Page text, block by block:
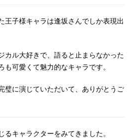
王子様キャラは逢坂さんでしか表現出
カル大好きで、語ると止まらなかった
も可愛くて魅力的なキャラです。
璧に演じていただいて、ありがとうご
るキャラクターをみてきました。